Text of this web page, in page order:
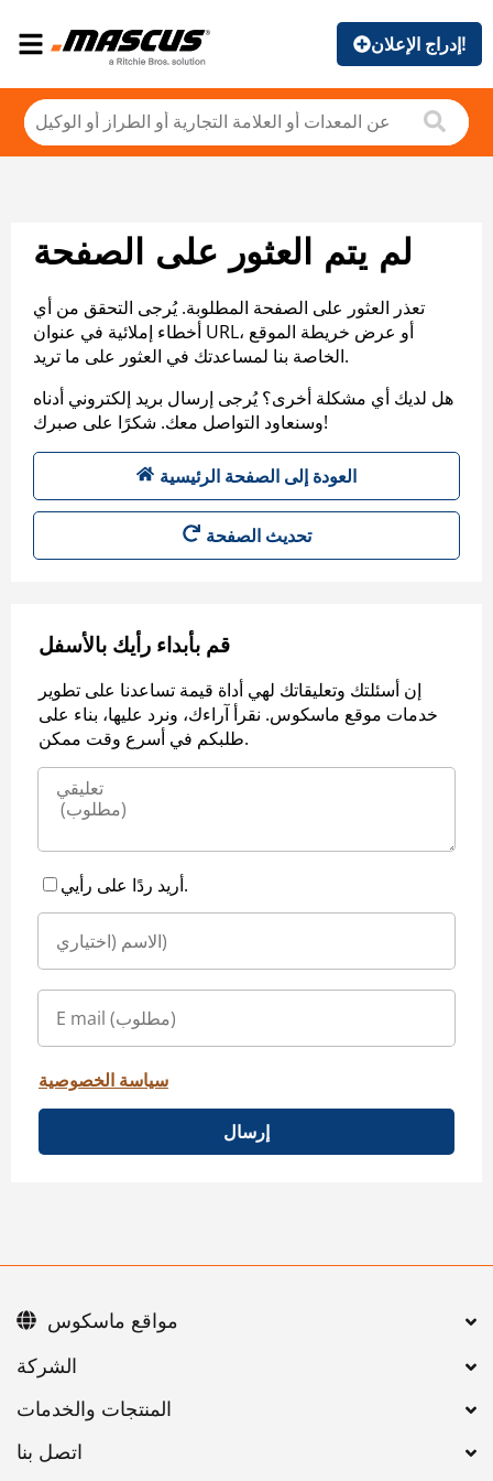
إدراج الإعلان!
لم يتم العثور على الصفحة
تعذر العثور على الصفحة المطلوبة. يُرجى التحقق من أي
أخطاء إملائية في عنوان URL، أو عرض خريطة الموقع
الخاصة بنا لمساعدتك في العثور على ما تريد.
هل لديك أي مشكلة أخرى؟ يُرجى إرسال بريد إلكتروني أدناه
وسنعاود التواصل معك. شكرًا على صبرك!
العودة إلى الصفحة الرئيسية
تحديث الصفحة
قم بأبداء رأيك بالأسفل
إن أسئلتك وتعليقاتك لهي أداة قيمة تساعدنا على تطوير
خدمات موقع ماسكوس. نقرأ آراءك، ونرد عليها، بناء على
طلبكم في أسرع وقت ممكن.
أريد ردًا على رأيي.
سياسة الخصوصية
إرسال
اتصل بنا
مواقع ماسكوس